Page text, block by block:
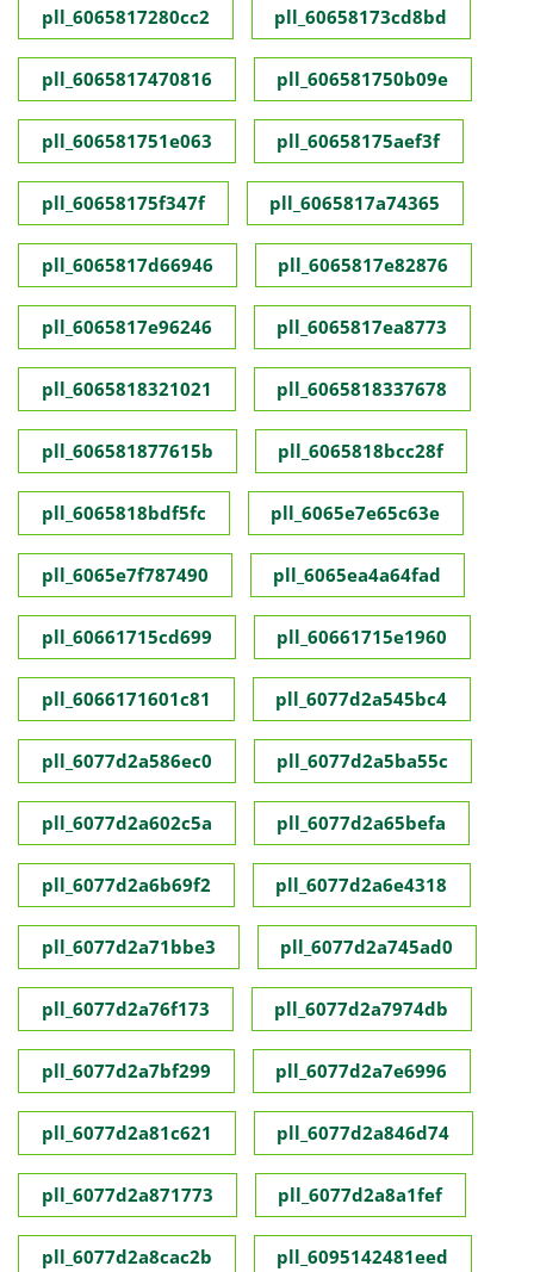
pll_6065817280cc2 pll_60658173cd8bd
pll_6065817470816 pll_606581750b09e
pll_606581751e063 pll_60658175aef3f
pll_60658175f347f pll_6065817a74365
pll_6065817d66946 pll_6065817e82876
pll_6065817e96246 pll_6065817ea8773
pll_6065818321021 pll_6065818337678
pll_606581877615b pll_6065818bcc28f
pll_6065818bdf5fc pll_6065e7e65c63e
pll_6065e7f787490 pll_6065ea4a64fad
pll_60661715cd699 pll_60661715e1960
pll_6066171601c81 pll_6077d2a545bc4
pll_6077d2a586ec0 pll_6077d2a5ba55c
pll_6077d2a602c5a pll_6077d2a65befa
pll_6077d2a6b69f2 pll_6077d2a6e4318
pll_6077d2a71bbe3 pll_6077d2a745ad0
pll_6077d2a76f173 pll_6077d2a7974db
pll_6077d2a7bf299 pll_6077d2a7e6996
pll_6077d2a81c621 pll_6077d2a846d74
pll_6077d2a871773 pll_6077d2a8a1fef
pll_6077d2a8cac2b pll_6095142481eed